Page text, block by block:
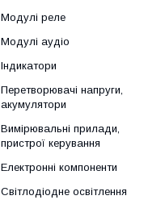
Модулі реле
Модулі аудіо
Індикатори
Перетворювачі напруги,
акумулятори
Вимірювальні прилади,
пристрої керування
Електронні компоненти
Світлодіодне освітлення